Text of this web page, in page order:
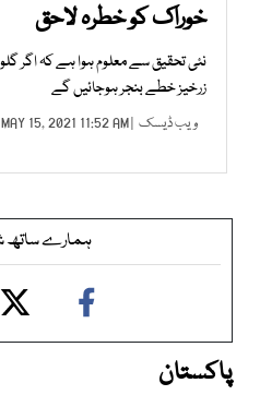
خوراک کو خطرہ لاحق
نئی تحقیق سے معلوم ہوا ہے کہ اگر
زرخیز خطے بنجر ہوجائیں گے
ویب ڈیسک | MAY 15, 2021 11:52 AM |
ہمارے ساتھ
پاکستان